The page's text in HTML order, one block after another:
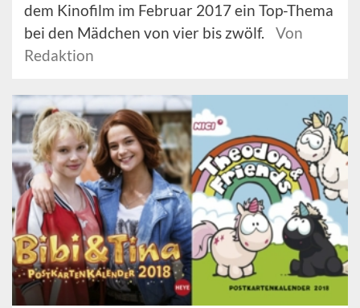
dem Kinofilm im Februar 2017 ein Top-Thema
bei den Mädchen von vier bis zwölf.
Von
Redaktion